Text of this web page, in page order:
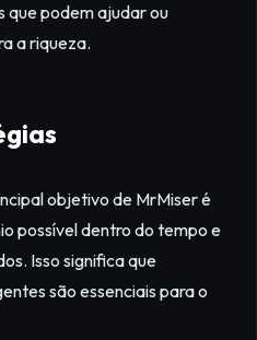
que podem ajudar ou
a riqueza.
objetivo de MrMiser é
possível dentro do tempo e
Isso significa que
são essenciais para o